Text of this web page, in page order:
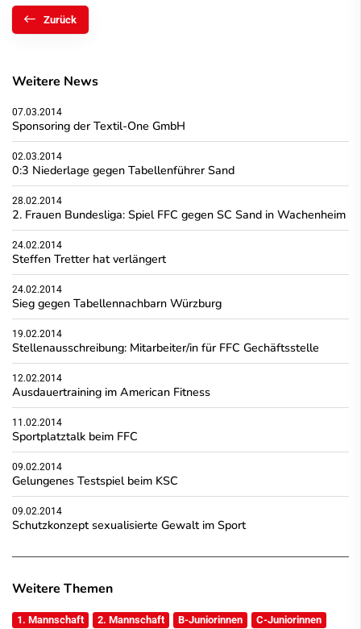
Zurück
Weitere News
07.03.2014
Sponsoring der Textil-One GmbH
02.03.2014
0:3 Niederlage gegen Tabellenführer Sand
28.02.2014
2. Frauen Bundesliga: Spiel FFC gegen SC Sand in Wachenheim
24.02.2014
Steffen Tretter hat verlängert
24.02.2014
Sieg gegen Tabellennachbarn Würzburg
19.02.2014
Stellenausschreibung: Mitarbeiter/in für FFC Gechäftsstelle
12.02.2014
Ausdauertraining im American Fitness
11.02.2014
Sportplatztalk beim FFC
09.02.2014
Gelungenes Testspiel beim KSC
09.02.2014
Schutzkonzept sexualisierte Gewalt im Sport
Weitere Themen
1. Mannschaft 2. Mannschaft B-Juniorinnen C-Juniorinnen